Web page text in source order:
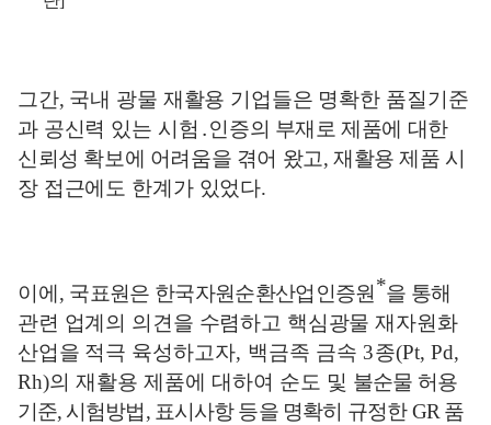
그간, 국내 광물 재활용 기업들은 명확한 품질기준
과 공신력 있는 시험 ․인증의 부재로 제품에 대한
신뢰성 확보에 어려움을 겪어 왔고,재활용 제품 시
장 접근에도 한계가 있었다.
이에 , 국표원은 한국자원순환산업인증원*을 통해
관련 업계의 의견을 수렴하고 핵심광물 재자원화
산업을 적극 육성하고자, 백금족 금속 3종(Pt,Pd,
Rh)의 재활용 제품에 대하여 순도 및 불순물 허용
기준, 시험방법, 표시 사항 등을 명확히 규정한GR품